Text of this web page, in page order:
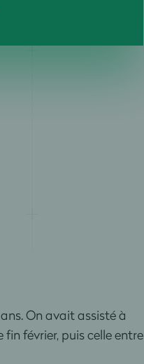
On avait assisté à
février, puis celle entre